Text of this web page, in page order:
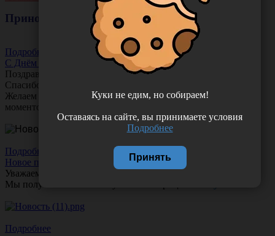
Приносим свои извинения!
Подробнее
С Днём Акушера-Гинеколога!
Поздравляем с Днём
Акушера-Гинеколога!
Спасибо за ваш труд, заботу и тепло!
Желаем вам любви, здоровья и множество счастливых
моментов!
Подробнее
Новое поступление!
Уважаемые клиенты!
Мы получили новое поступление шприцев
Подробнее
Куки не едим, но собираем!
Оставаясь на сайте, вы принимаете условия
Подробнее
Принять